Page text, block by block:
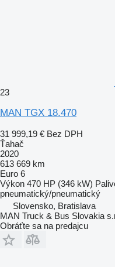
23
MAN TGX 18.470
31 999,19 € Bez DPH
Ťahač
2020
613 669 km
Euro 6
Výkon 470 HP (346 kW)
pneumatický/pneumatický
Slovensko, Bratislava
MAN Truck & Bus Slovakia
Obráťte sa na predajcu